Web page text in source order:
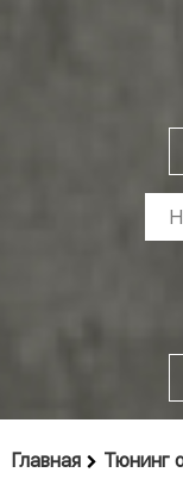
Главная Тюнинг